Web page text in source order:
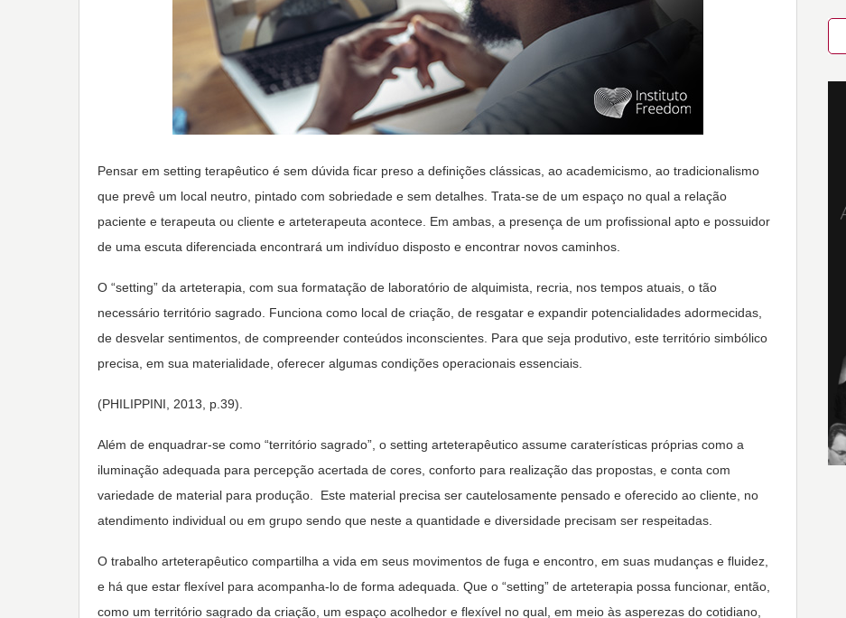
Pensar em setting terapêutico é sem dúvida ficar preso a definições clássicas, ao academicismo, ao tradicionalismo
que prevê um local neutro, pintado com sobriedade e sem detalhes. Trata-se de um espaço no qual a relação
paciente e terapeuta ou cliente e arteterapeuta acontece. Em ambas, a presença de um profissional apto e possuidor
de uma escuta diferenciada encontrará um indivíduo disposto e encontrar novos caminhos.
O “setting” da arteterapia, com sua formatação de laboratório de alquimista, recria, nos tempos atuais, o tão
necessário território sagrado. Funciona como local de criação, de resgatar e expandir potencialidades adormecidas,
de desvelar sentimentos, de compreender conteúdos inconscientes. Para que seja produtivo, este território simbólico
precisa, em sua materialidade, oferecer algumas condições operacionais essenciais.
(PHILIPPINI, 2013, p.39).
Além de enquadrar-se como “território sagrado”, o setting arteterapêutico assume caraterísticas próprias como a
iluminação adequada para percepção acertada de cores, conforto para realização das propostas, e conta com
variedade de material para produção. Este material precisa ser cautelosamente pensado e oferecido ao cliente, no
atendimento individual ou em grupo sendo que neste a quantidade e diversidade precisam ser respeitadas.
O trabalho arteterapêutico compartilha a vida em seus movimentos de fuga e encontro, em suas mudanças e fluidez,
e há que estar flexível para acompanha-lo de forma adequada. Que o “setting” de arteterapia possa funcionar, então,
como um território sagrado da criação, um espaço acolhedor e flexível no qual, em meio às asperezas do cotidiano,